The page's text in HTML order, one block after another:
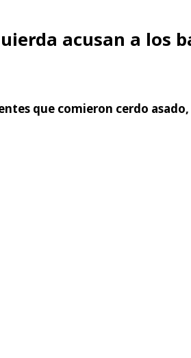
acusan a los
que comieron cerdo